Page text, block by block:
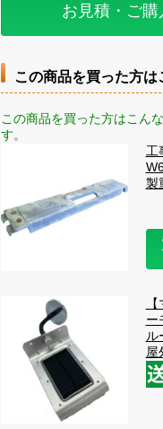
お見積・ご購
この商品を買った方は
この商品を買った方はこん
す。
工
製
ー
ル
屋